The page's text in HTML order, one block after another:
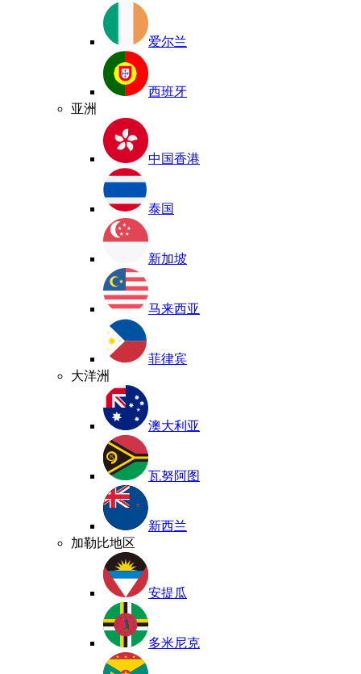
爱尔兰
西班牙
亚洲
中国香港
泰国
新加坡
马来西亚
菲律宾
大洋洲
澳大利亚
瓦努阿图
新西兰
加勒比地区
安提瓜
多米尼克